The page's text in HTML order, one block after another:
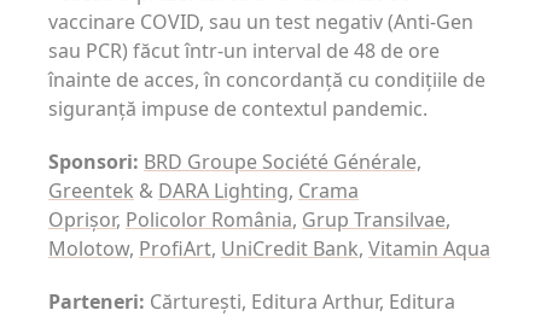
vaccinare COVID, sau un test negativ (Anti-Gen
sau PCR) făcut într-un interval de 48 de ore
înainte de acces, în concordanță cu condițiile de
siguranță impuse de contextul pandemic.
Sponsori: BRD Groupe Société Générale,
Greentek & DARA Lighting, Crama
Oprișor, Policolor România, Grup Transilvae,
Molotow, ProfiArt, UniCredit Bank, Vitamin Aqua
Parteneri: Cărturești, Editura Arthur, Editura